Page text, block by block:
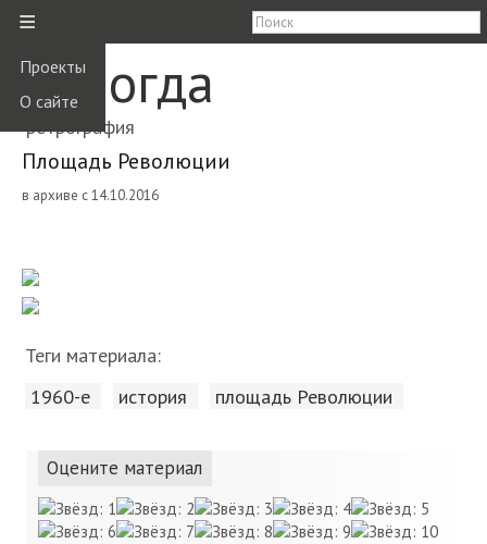
≡
Проекты
О сайте
Вологда
ретрография
Площадь Революции
в архиве с 14.10.2016
Теги материала:
1960-е история площадь Революции
Оцените материал